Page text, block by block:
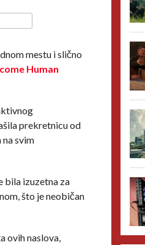
mestu i slično
Human
prekretnicu od
svim
bila izuzetna za
što je neobičan
ovih naslova,